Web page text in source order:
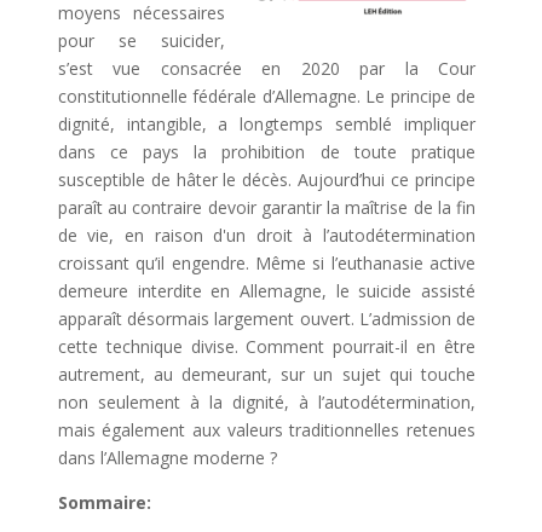
moyens nécessaires
pour se suicider,
s’est vue consacrée en 2020 par la Cour
constitutionnelle fédérale d’Allemagne. Le principe de
dignité, intangible, a longtemps semblé impliquer
dans ce pays la prohibition de toute pratique
susceptible de hâter le décès. Aujourd’hui ce principe
paraît au contraire devoir garantir la maîtrise de la fin
de vie, en raison d'un droit à l’autodétermination
croissant qu’il engendre. Même si l’euthanasie active
demeure interdite en Allemagne, le suicide assisté
apparaît désormais largement ouvert. L’admission de
cette technique divise. Comment pourrait-il en être
autrement, au demeurant, sur un sujet qui touche
non seulement à la dignité, à l’autodétermination,
mais également aux valeurs traditionnelles retenues
dans l’Allemagne moderne ?
Sommaire: